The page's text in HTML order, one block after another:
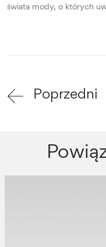
świata mody, o których
Poprzedni